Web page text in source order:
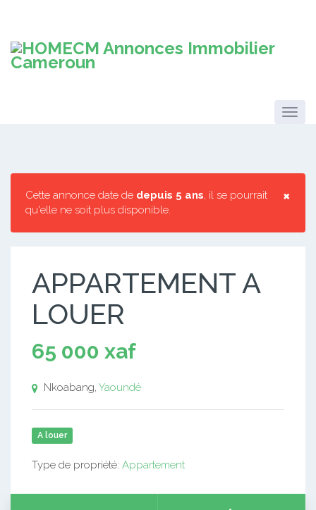
×
Cette annonce date de depuis 5 ans, il se pourrait
qu'elle ne soit plus disponible.
APPARTEMENT A
LOUER
65 000 xaf
Nkoabang, Yaoundé
A louer
Type de propriété: Appartement